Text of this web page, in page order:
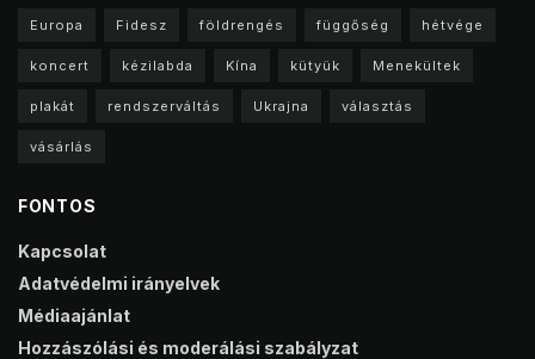
Europa Fidesz földrengés függőség hétvége
koncert kézilabda Kína kütyük Menekültek
plakát rendszerváltás Ukrajna választás
vásárlás
FONTOS
Kapcsolat
Adatvédelmi irányelvek
Médiaajánlat
Hozzászólási és moderálási szabályzat